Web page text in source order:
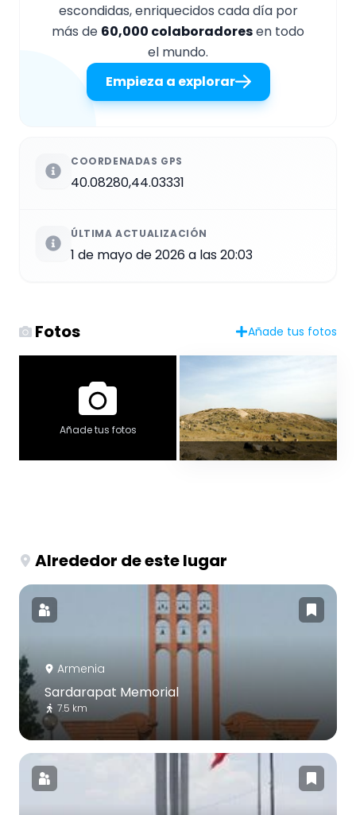
escondidas, enriquecidos cada día por
más de 60,000 colaboradoresen todo
el mundo.
Empieza a explorar
COORDENADAS GPS
40.08280,44.03331
ÚLTIMA ACTUALIZACIÓN
1 de mayo de 2026 a las 20:03
Fotos Añade tus fotos
Añade tus fotos
Alrededor de este lugar
Armenia
Sardarapat Memorial
7.5 km